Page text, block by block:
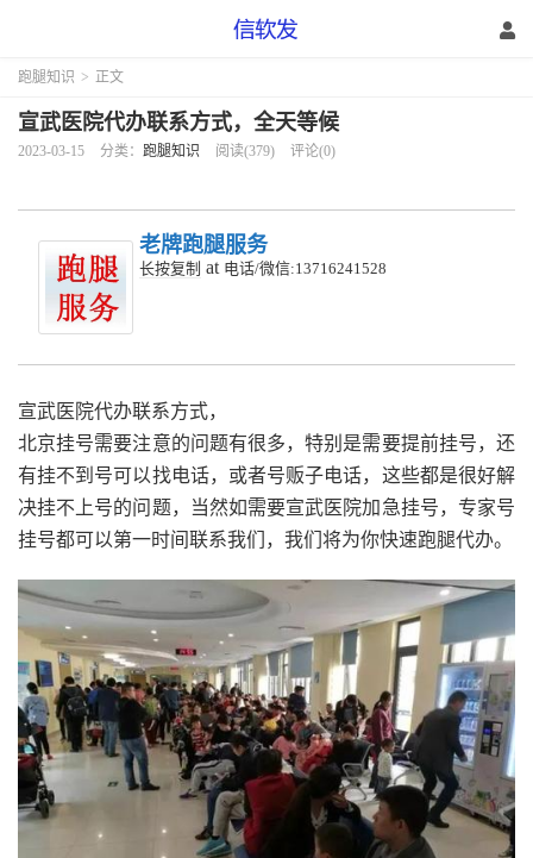
跑腿知识 > 正文
宣武医院代办联系方式，全天等候
2023-03-15 分类： 跑腿知识 阅读(379) 评论(0)
老牌跑腿服务
长按复制 at 电话/微信:13716241528
宣武医院代办联系方式，
北京挂号需要注意的问题有很多，特别是需要提前挂号，还
有挂不到号可以找电话，或者号贩子电话，这些都是很好解
决挂不上号的问题，当然如需要宣武医院加急挂号，专家号
挂号都可以第一时间联系我们，我们将为你快速跑腿代办。